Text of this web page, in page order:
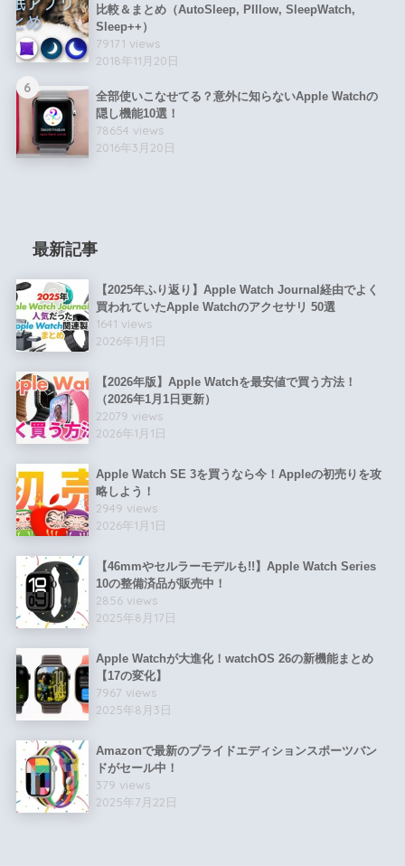
比較＆まとめ（AutoSleep, PIllow, SleepWatch,
Sleep++）
79171 views
2018年11月20日
6
全部使いこなせてる？意外に知らないApple Watchの
隠し機能10選！
78654 views
2016年3月20日
最新記事
【2025年ふり返り】Apple Watch Journal経由でよく
買われていたApple Watchのアクセサリ 50選
1641 views
2026年1月1日
【2026年版】Apple Watchを最安値で買う方法！
（2026年1月1日更新）
22079 views
2026年1月1日
Apple Watch SE 3を買うなら今！Appleの初売りを攻
略しよう！
2949 views
2026年1月1日
【46mmやセルラーモデルも!!】Apple Watch Series
10の整備済品が販売中！
2856 views
2025年8月17日
Apple Watchが大進化！watchOS 26の新機能まとめ
【17の変化】
7967 views
2025年8月3日
Amazonで最新のプライドエディションスポーツバン
ドがセール中！
379 views
2025年7月22日